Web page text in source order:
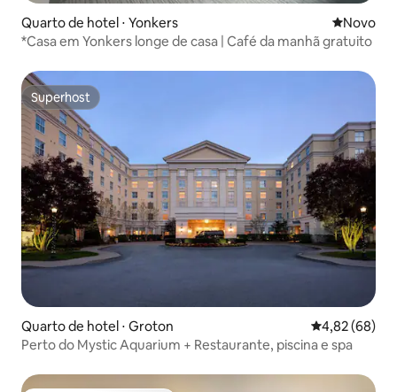
Quarto de hotel ⋅ Yonkers Novo
Novo
*Casa em Yonkers longe de casa | Café da manhã gratuito
Superhost
Superhost
Quarto de hotel ⋅ Groton 4,82 de uma
4,82 (68)
Perto do Mystic Aquarium + Restaurante, piscina e spa